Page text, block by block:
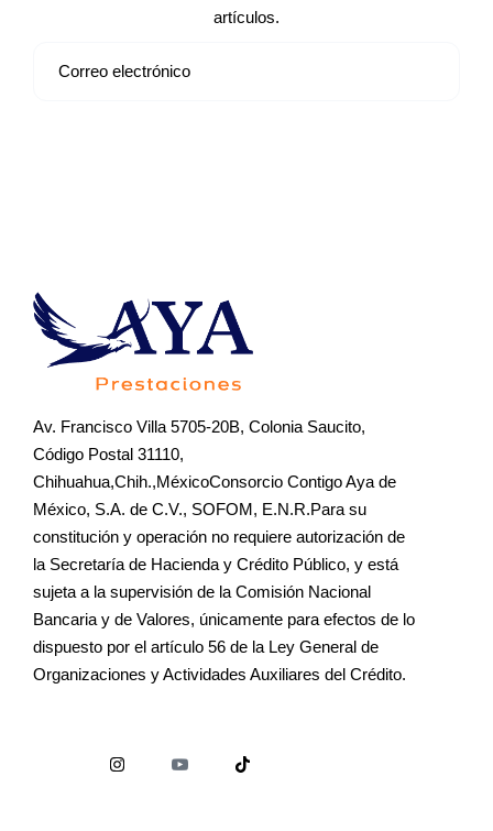
artículos.
Av. Francisco Villa 5705-20B, Colonia Saucito,
Código Postal 31110,
Chihuahua,Chih.,MéxicoConsorcio Contigo Aya de
México, S.A. de C.V., SOFOM, E.N.R.Para su
constitución y operación no requiere autorización de
la Secretaría de Hacienda y Crédito Público, y está
sujeta a la supervisión de la Comisión Nacional
Bancaria y de Valores, únicamente para efectos de lo
dispuesto por el artículo 56 de la Ley General de
Organizaciones y Actividades Auxiliares del Crédito.